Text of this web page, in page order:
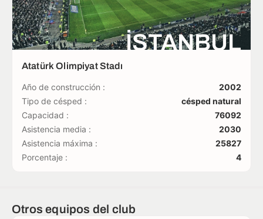
İSTANBUL
Atatürk Olimpiyat Stadı
Año de construcción :
2002
Tipo de césped :
césped natural
Capacidad :
76092
Asistencia media :
2030
Asistencia máxima :
25827
Porcentaje :
4
Otros equipos del club